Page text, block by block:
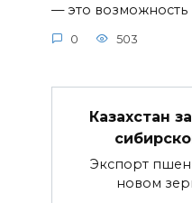
— это возможность
0 503
Казахстан
Экспорт
новом